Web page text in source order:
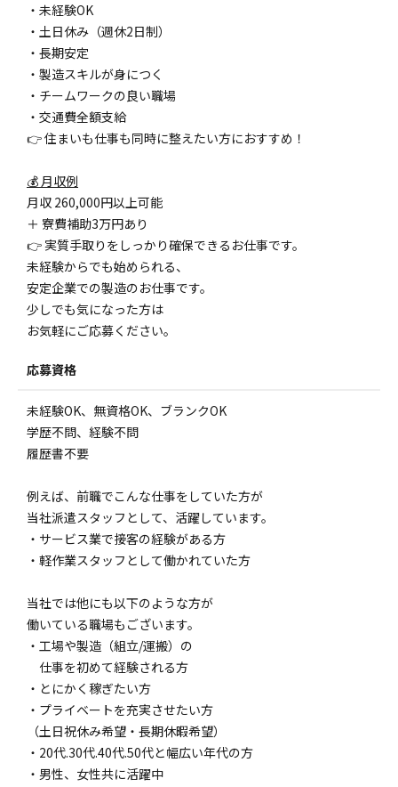
・未経験OK
・土日休み（週休2日制）
・長期安定
・製造スキルが身につく
・チームワークの良い職場
・交通費全額支給
👉 住まいも仕事も同時に整えたい方におすすめ！
💰 月収例
月収 260,000円以上可能
＋ 寮費補助3万円あり
👉 実質手取りをしっかり確保できるお仕事です。
未経験からでも始められる、
安定企業での製造のお仕事です。
少しでも気になった方は
お気軽にご応募ください。
応募資格
未経験OK、無資格OK、ブランクOK
学歴不問、経験不問
履歴書不要
例えば、前職でこんな仕事をしていた方が
当社派遣スタッフとして、活躍しています。
・サービス業で接客の経験がある方
・軽作業スタッフとして働かれていた方
当社では他にも以下のような方が
働いている職場もございます。
・工場や製造（組立/運搬）の
仕事を初めて経験される方
・とにかく稼ぎたい方
・プライベートを充実させたい方
（土日祝休み希望・長期休暇希望）
・20代.30代.40代.50代と幅広い年代の方
・男性、女性共に活躍中